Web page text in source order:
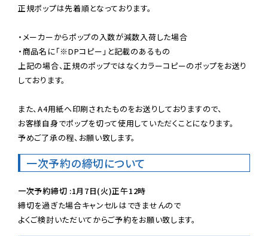
正規ポップは先着順となっております。
・メーカーからポップの入数が減数入荷した場合
・商品名に「※DPコピー」と記載のあるもの
上記の場合、正規のポップではなくカラーコピーのポップをお送り
しております。
また、A4用紙へ印刷されたものをお送りしておりますので、
お客様自身でポップを切って使用していただくことになります。
予めご了承の程、お願い致します。
一次予約の締切について
一次予約締切 :1月7日(火)正午12時
締切を過ぎた場合キャンセルはできませんので
よくご検討いただいてからご予約をお願い致します。